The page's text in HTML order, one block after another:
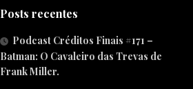
Posts recentes
Podcast Créditos Finais #171 –
Batman: O Cavaleiro das Trevas de
Frank Miller.